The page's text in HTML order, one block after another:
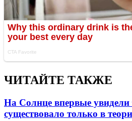
ЧИТАЙТЕ ТАКЖЕ
На Солнце впервые увидели
существовало только в